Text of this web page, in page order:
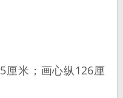
厘米；画心纵126厘